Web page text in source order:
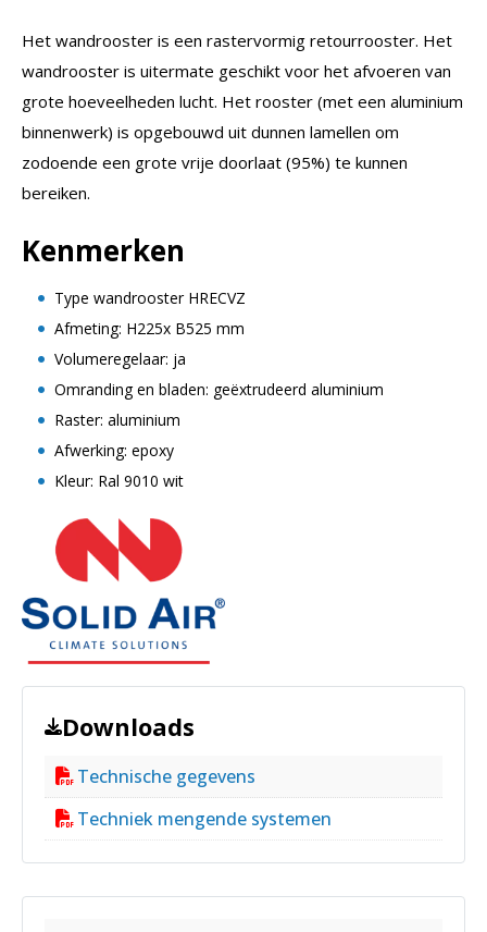
Het wandrooster is een rastervormig retourrooster. Het
wandrooster is uitermate geschikt voor het afvoeren van
grote hoeveelheden lucht. Het rooster (met een aluminium
binnenwerk) is opgebouwd uit dunnen lamellen om
zodoende een grote vrije doorlaat (95%) te kunnen
bereiken.
Kenmerken
Type wandrooster HRECVZ
Afmeting: H225x B525 mm
Volumeregelaar: ja
Omranding en bladen: geëxtrudeerd aluminium
Raster: aluminium
Afwerking: epoxy
Kleur: Ral 9010 wit
Downloads
Technische gegevens
Techniek mengende systemen